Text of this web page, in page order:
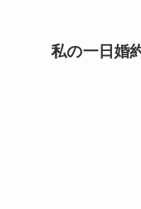
私の一日婚